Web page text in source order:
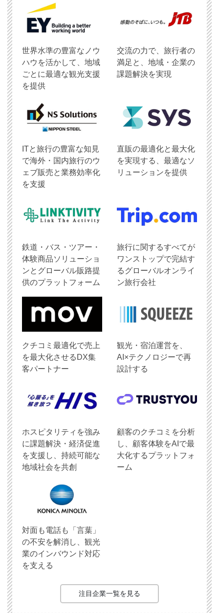
世界水準の豊富なノウ
ハウを活かして、地域
ごとに最適な観光支援
を提供
交流の力で、旅行者の
満足と、地域・企業の
課題解決を実現
ITと旅行の豊富な知見
で海外・国内旅行のウ
ェブ販売と業務効率化
を支援
直販の最適化と最大化
を実現する、最適なソ
リューションを提供
鉄道・バス・ツアー・
体験商品ソリューショ
ンとグローバル販路提
供のプラットフォーム
旅行に関するすべてが
ワンストップで完結す
るグローバルオンライ
ン旅行会社
クチコミ最適化で売上
を最大化させるDX集
客パートナー
観光・宿泊運営を、
AI×テクノロジーで再
設計する
ホスピタリティを強み
に課題解決・経済促進
を支援し、持続可能な
地域社会を共創
顧客のクチコミを分析
し、顧客体験をAIで最
大化するプラットフォ
ーム
対面も電話も「言葉」
の不安を解消し、観光
業のインバウンド対応
を支える
注目企業一覧を見る